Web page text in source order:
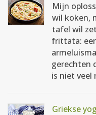
Mijn
wil koken,
tafel wil
frittata:
gerechten
is niet veel
Griekse